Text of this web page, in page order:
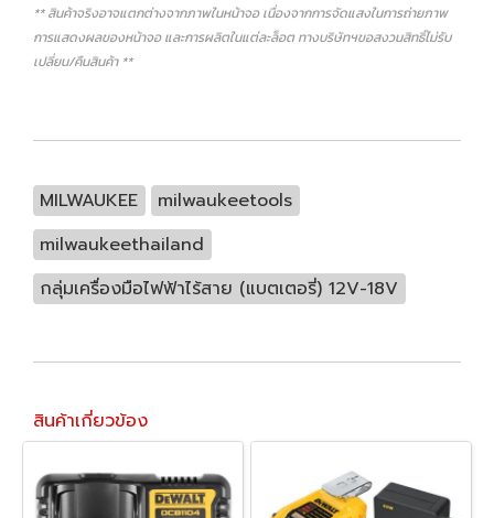
** สินค้าจริงอาจแตกต่างจากภาพในหน้าจอ เนื่องจากการจัดแสงในการถ่ายภาพ
การแสดงผลของหน้าจอ และการผลิตในแต่ละล็อต ทางบริษัทฯขอสงวนสิทธิ์ไม่รับ
เปลี่ยน/คืนสินค้า **
MILWAUKEE
milwaukeetools
milwaukeethailand
กลุ่มเครื่องมือไฟฟ้าไร้สาย (แบตเตอรี่) 12V-18V
สินค้าเกี่ยวข้อง